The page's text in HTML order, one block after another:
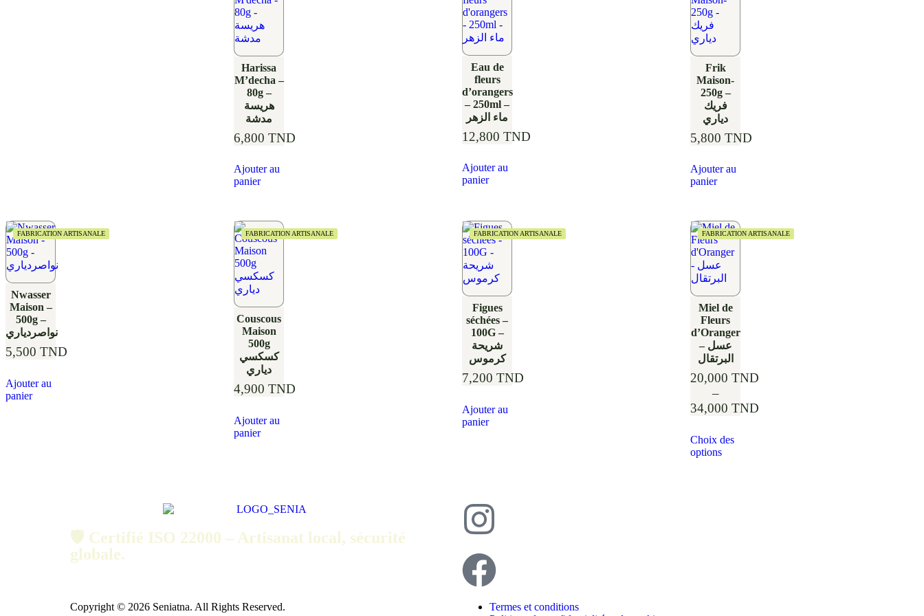
Harissa
M’decha –
80g –
هريسة
مدشة
6,800 TND
Ajouter au
panier
Eau de
fleurs
d’orangers
– 250ml –
ماء الزهر
12,800 TND
Ajouter au
panier
Frik
Maison-
250g –
فريك
دياري
5,800 TND
Ajouter au
panier
FABRICATION ARTISANALE
Nwasser
Maison –
500g –
نواصردياري
5,500 TND
Ajouter au
panier
FABRICATION ARTISANALE
Couscous
Maison
500g
كسكسي
دياري
4,900 TND
Ajouter au
panier
FABRICATION ARTISANALE
Figues
séchées –
100G –
شريحة
كرموس
7,200 TND
Ajouter au
panier
FABRICATION ARTISANALE
Miel de
Fleurs
d’Oranger
– عسل
البرتقال
20,000 TND
–
34,000 TND
Choix des
options
🛡️ Certifié ISO 22000 – Artisanat local, sécurité
globale.
Copyright © 2026 Seniatna. All Rights Reserved.
Termes et conditions